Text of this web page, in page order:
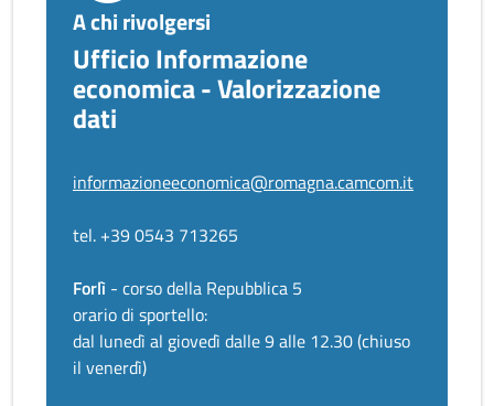
A chi rivolgersi
Ufficio Informazione
economica - Valorizzazione
dati
informazioneeconomica@romagna.camcom.it
tel. +39 0543 713265
Forlì - corso della Repubblica 5
orario di sportello:
dal lunedì al giovedì dalle 9 alle 12.30 (chiuso
il venerdì)